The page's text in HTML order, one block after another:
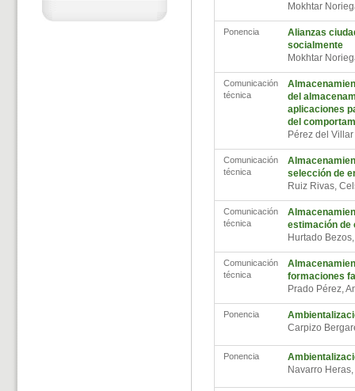
Mokhtar
Ponencia
Alianzas
socialmente
Mokhtar
Comunicación
técnica
del
aplicaciones
del
Pérez del
Comunicación
técnica
selección de
Ruiz Rivas,
Comunicación
técnica
estimación de
Hurtado
Comunicación
técnica
formaciones
Prado Pérez,
Ponencia
Carpizo
Ponencia
Navarro